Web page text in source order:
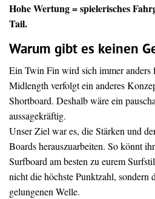
Hohe Wertung = spielerisches
Tail.
Warum gibt es keinen
Ein Twin Fin wird sich immer anders
Midlength verfolgt ein anderes
Shortboard. Deshalb wäre ein
aussagekräftig.
Unser Ziel war es, die Stärken und
Boards herauszuarbeiten. So könnt
Surfboard am besten zu eurem
nicht die höchste Punktzahl, sondern
gelungenen Welle.